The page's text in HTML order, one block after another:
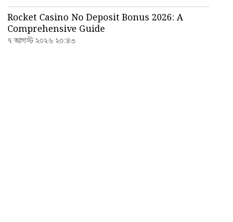
Rocket Casino No Deposit Bonus 2026: A
Comprehensive Guide
৭ আগস্ট ২০২৬ ২০:৪৩